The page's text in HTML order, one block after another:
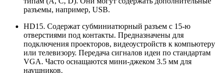
разъемы, например, USB.
HD15. Содержат субминиатюрный разъем с 15-ю
отверстиями под контакты. Предназначены для
подключения проекторов, видеоустройств к компьютеру
или телевизору. Передача сигналов идеи по стандартам
VGA. Часто оснащаются мини-джеком 3.5 мм для
наушников.